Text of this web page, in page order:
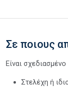
Σε ποιους
Είναι
Στελέχη ή